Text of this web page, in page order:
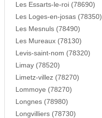
Les Essarts-le-roi (78690)
Les Loges-en-josas (78350)
Les Mesnuls (78490)
Les Mureaux (78130)
Levis-saint-nom (78320)
Limay (78520)
Limetz-villez (78270)
Lommoye (78270)
Longnes (78980)
Longvilliers (78730)